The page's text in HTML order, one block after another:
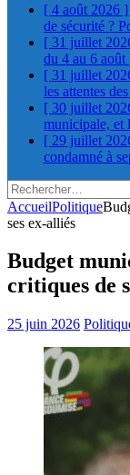
[ 4 août 2026 ]
de sécurité ?
[ 31 juillet
du 4 au 6 août
[ 31 juillet
les attentes
[ 30 juillet
municipale, et
[ 29 juillet
condamné à
Rechercher :
AccueilPolitique
ses ex-alliés
Budget
critiques de
25 juin 2026